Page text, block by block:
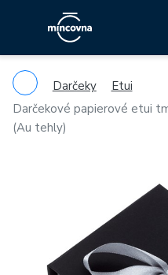
Darčeky
Etui
Darčekové papierové etui
(Au tehly)